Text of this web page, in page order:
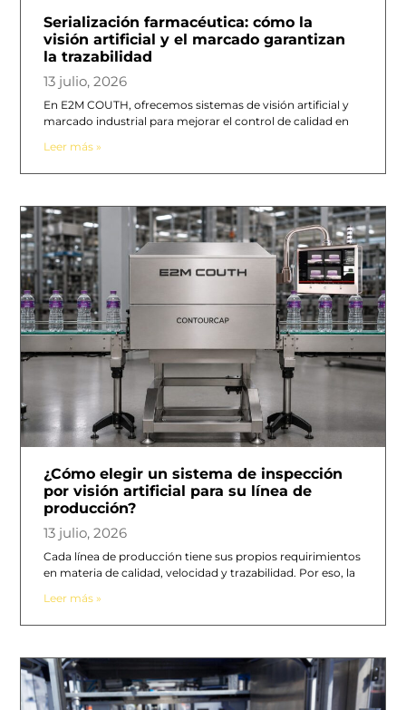
Serialización farmacéutica: cómo la
visión artificial y el marcado garantizan
la trazabilidad
13 julio, 2026
En E2M COUTH, ofrecemos sistemas de visión artificial y
marcado industrial para mejorar el control de calidad en
Leer más »
¿Cómo elegir un sistema de inspección
por visión artificial para su línea de
producción?
13 julio, 2026
Cada línea de producción tiene sus propios requirimientos
en materia de calidad, velocidad y trazabilidad. Por eso, la
Leer más »